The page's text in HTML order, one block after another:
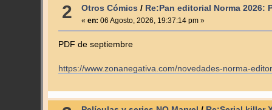
2 Otros Cómics / Re:Pan editorial Norma 2026:
« en: 06 Agosto, 2026, 19:37:14 pm »
PDF de septiembre
https://www.zonanegativa.com/novedades-norma-